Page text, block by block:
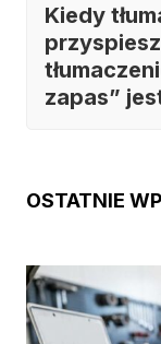
Kiedy
zapas”
OSTATNIE